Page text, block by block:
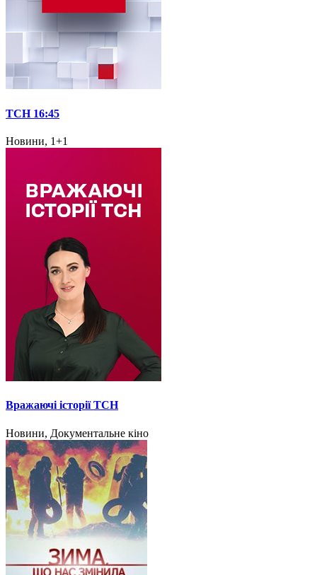
ТСН 16:45
Новини, 1+1
Вражаючі історії ТСН
Новини, Документальне кіно